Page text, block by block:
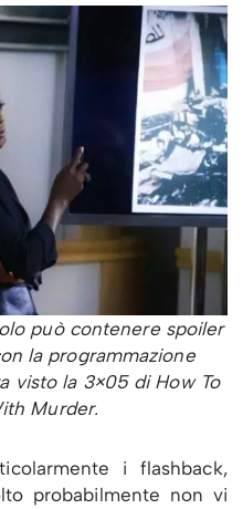
può contenere spoiler
la programmazione
visto la 3×05 di How To
Murder.
i flashback,
probabilmente non vi